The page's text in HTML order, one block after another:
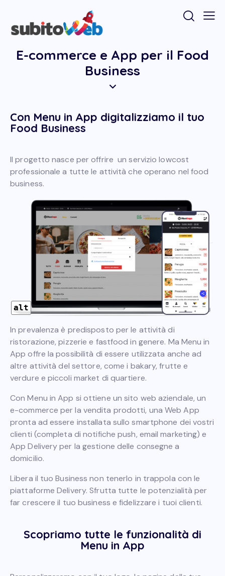
E-commerce e App per il Food
Business
Con Menu in App digitalizziamo il tuo
Food Business
Il progetto nasce per offrire un servizio lowcost
professionale a tutte le attività che operano nel food
business.
alt
In prevalenza è predisposto per le attività di
ristorazione, pizzerie e fastfood in genere. Ma Menu in
App offre la possibilità di essere utilizzata anche ad
altre attività del settore, come i bakary, frutte e
verdure e piccoli market di quartiere.
Con Menu in App si ottiene un sito web aziendale, un
e-commerce per la vendita prodotti, una Web App
pronta ad essere installata sullo smartphone dei vostri
clienti (completa di notifiche push, email marketing) e
App Delivery per la gestione delle consegne a
domicilio.
Libera il tuo Business non tenerlo in trappola con le
piattaforme Delivery. Sfrutta tutte le potenzialità per
far crescere il tuo business e fidelizzare i tuoi clienti.
Scopriamo tutte le funzionalità di
Menu in App